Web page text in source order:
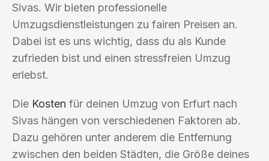
Sivas. Wir bieten professionelle
Umzugsdienstleistungen zu fairen Preisen an.
Dabei ist es uns wichtig, dass du als Kunde
zufrieden bist und einen stressfreien Umzug
erlebst.
Die Kosten für deinen Umzug von Erfurt nach
Sivas hängen von verschiedenen Faktoren ab.
Dazu gehören unter anderem die Entfernung
zwischen den beiden Städten, die Größe deines